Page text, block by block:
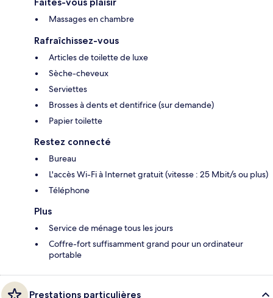
Massages en chambre
Rafraîchissez-vous
Articles de toilette de luxe
Sèche-cheveux
Serviettes
Brosses à dents et dentifrice (sur demande)
Papier toilette
Restez connecté
Bureau
L'accès Wi-Fi à Internet gratuit (vitesse : 25 Mbit/s ou plus)
Téléphone
Plus
Service de ménage tous les jours
Coffre-fort suffisamment grand pour un ordinateur
portable
Prestations particulières